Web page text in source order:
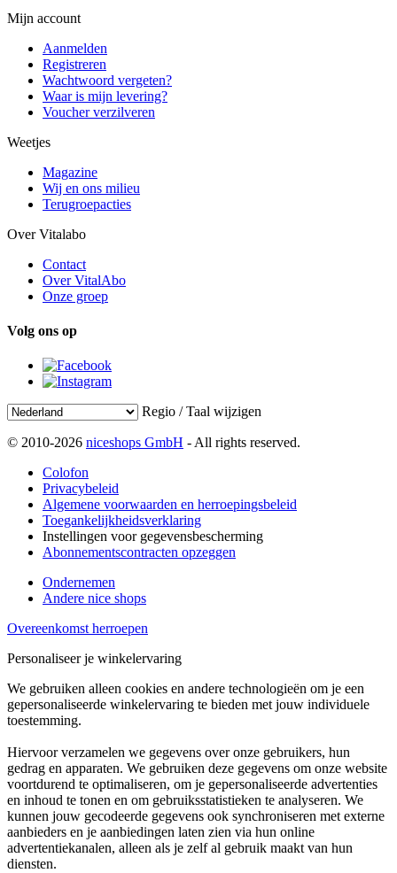
Mijn account
Aanmelden
Registreren
Wachtwoord vergeten?
Waar is mijn levering?
Voucher verzilveren
Weetjes
Magazine
Wij en ons milieu
Terugroepacties
Over Vitalabo
Contact
Over VitalAbo
Onze groep
Volg ons op
Regio / Taal wijzigen
© 2010-2026 niceshops GmbH - All rights reserved.
Colofon
Privacybeleid
Algemene voorwaarden en herroepingsbeleid
Toegankelijkheidsverklaring
Instellingen voor gegevensbescherming
Abonnementscontracten opzeggen
Ondernemen
Andere nice shops
Overeenkomst herroepen
Personaliseer je winkelervaring
We gebruiken alleen cookies en andere technologieën om je een
gepersonaliseerde winkelervaring te bieden met jouw individuele
toestemming.
Hiervoor verzamelen we gegevens over onze gebruikers, hun
gedrag en apparaten. We gebruiken deze gegevens om onze website
voortdurend te optimaliseren, om je gepersonaliseerde advertenties
en inhoud te tonen en om gebruiksstatistieken te analyseren. We
kunnen jouw gecodeerde gegevens ook synchroniseren met externe
aanbieders en je aanbiedingen laten zien via hun online
advertentiekanalen, alleen als je zelf al gebruik maakt van hun
diensten.